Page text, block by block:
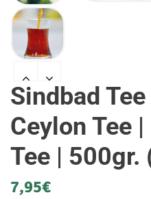
Sindbad
Ceylon Tee
Tee | 500gr.
7,95€